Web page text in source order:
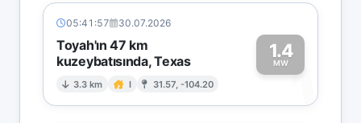
05:41:57 30.07.2026
Toyah'ın 47 km
kuzeybatısında, Texas
3.3 km I 31.57, -104.20
1.4
MW1